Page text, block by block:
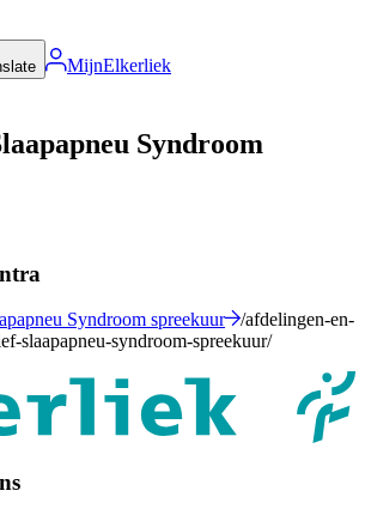
MijnElkerliek
Syndroom
Syndroom spreekuur
/afdelingen-en-
slaapapneu-syndroom-spreekuur/